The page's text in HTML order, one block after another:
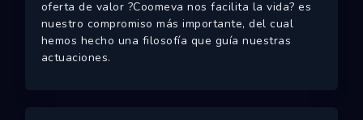
oferta de valor ?Coomeva nos facilita la vida? es
nuestro compromiso más importante, del cual
hemos hecho una filosofía que guía nuestras
actuaciones.